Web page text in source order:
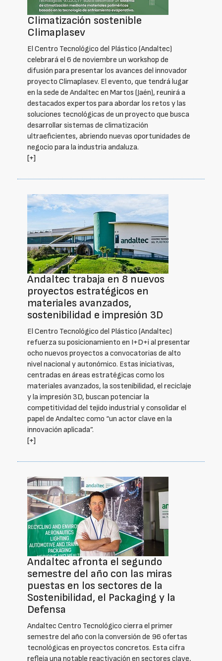
Climatización sostenible
Climaplasev
El Centro Tecnológico del Plástico (Andaltec)
celebrará el 6 de noviembre un workshop de
difusión para presentar los avances del innovador
proyecto Climaplasev. El evento, que tendrá lugar
en la sede de Andaltec en Martos (Jaén), reunirá a
destacados expertos para abordar los retos y las
soluciones tecnológicas de un proyecto que busca
desarrollar sistemas de climatización
ultraeficientes, abriendo nuevas oportunidades de
negocio para la industria andaluza.
[+]
Andaltec trabaja en 8 nuevos
proyectos estratégicos en
materiales avanzados,
sostenibilidad e impresión 3D
El Centro Tecnológico del Plástico (Andaltec)
refuerza su posicionamiento en I+D+i al presentar
ocho nuevos proyectos a convocatorias de alto
nivel nacional y autonómico. Estas iniciativas,
centradas en áreas estratégicas como los
materiales avanzados, la sostenibilidad, el reciclaje
y la impresión 3D, buscan potenciar la
competitividad del tejido industrial y consolidar el
papel de Andaltec como “un actor clave en la
innovación aplicada”.
[+]
Andaltec afronta el segundo
semestre del año con las miras
puestas en los sectores de la
Sostenibilidad, el Packaging y la
Defensa
Andaltec Centro Tecnológico cierra el primer
semestre del año con la conversión de 96 ofertas
tecnológicas en proyectos concretos. Esta cifra
refleja una notable reactivación en sectores clave,